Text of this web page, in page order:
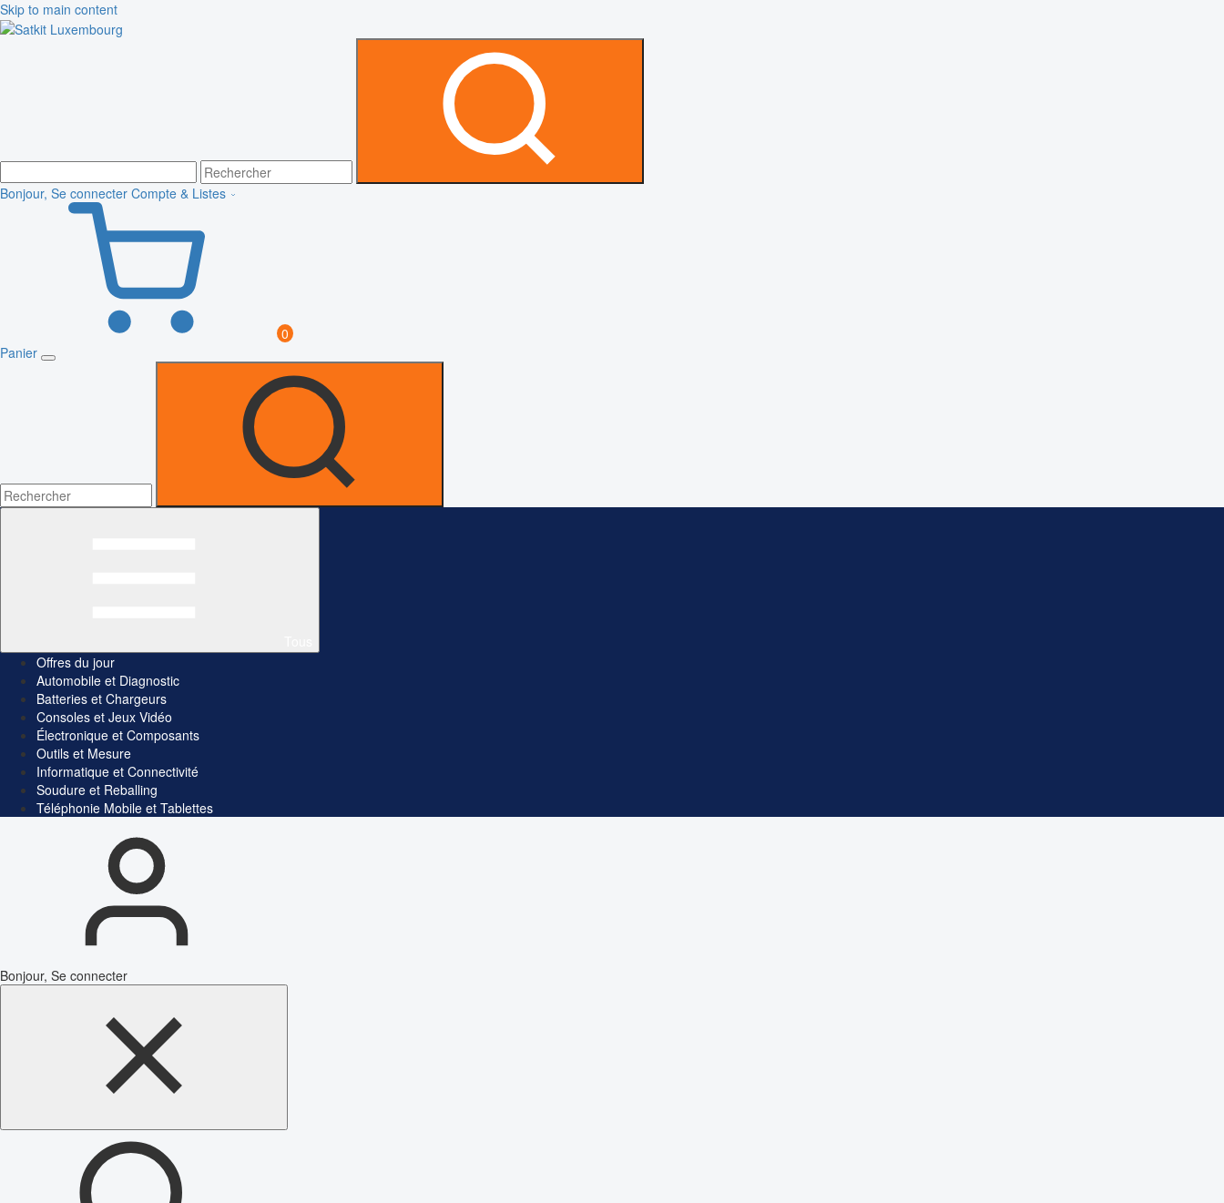
Skip to main content
Bonjour, Se connecter Compte & Listes
0
Panier
Offres du jour
Automobile et Diagnostic
Batteries et Chargeurs
Consoles et Jeux Vidéo
Électronique et Composants
Outils et Mesure
Informatique et Connectivité
Soudure et Reballing
Téléphonie Mobile et Tablettes
Bonjour, Se connecter